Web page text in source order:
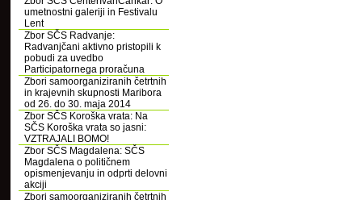
umetnostni galeriji in Festivalu
Lent
Zbor SČS Radvanje:
Radvanjčani aktivno pristopili k
pobudi za uvedbo
Participatornega proračuna
Zbori samoorganiziranih četrtnih
in krajevnih skupnosti Maribora
od 26. do 30. maja 2014
Zbor SČS Koroška vrata: Na
SČS Koroška vrata so jasni:
VZTRAJALI BOMO!
Zbor SČS Magdalena: SČS
Magdalena o političnem
opismenjevanju in odprti delovni
akciji
Zbori samoorganiziranih četrtnih